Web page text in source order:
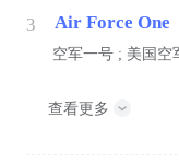
3 Air Force One
空军一号 ; 美国空
查看更多